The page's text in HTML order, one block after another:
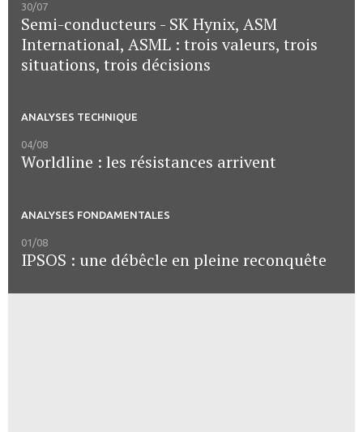
30/07
Semi-conducteurs - SK Hynix, ASM
International, ASML : trois valeurs, trois
situations, trois décisions
ANALYSES TECHNIQUE
04/08
Worldline : les résistances arrivent
ANALYSES FONDAMENTALES
01/08
IPSOS : une débêcle en pleine reconquête